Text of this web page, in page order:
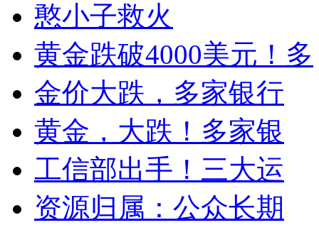
憨小子救火
黄金跌破4000美元！多
金价大跌，多家银行
黄金，大跌！多家银
工信部出手！三大运
资源归属：公众长期